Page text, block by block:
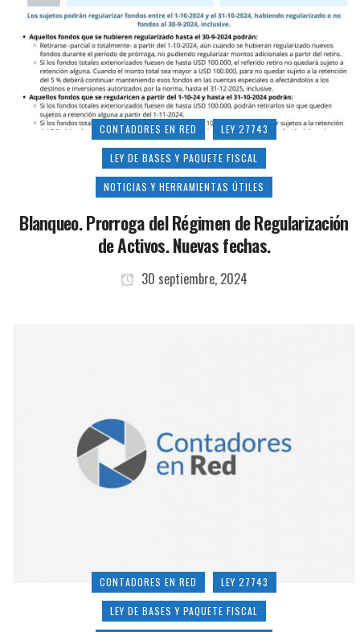
CONTADORES EN RED LEY 27743
LEY DE BASES Y PAQUETE FISCAL
NOTICIAS Y HERRAMIENTAS ÚTILES
Blanqueo. Prorroga del Régimen de Regularización
de Activos. Nuevas fechas.
30 septiembre, 2024
CONTADORES EN RED LEY 27743
LEY DE BASES Y PAQUETE FISCAL